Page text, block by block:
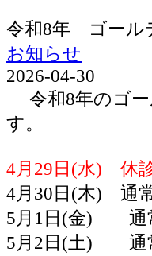
令和8年 ゴール
お知らせ
2026-04-30
令和8年のゴー
す。
4月29日(水) 休
4月30日(木) 通
5月1日(金) 通
5月2日(土) 通